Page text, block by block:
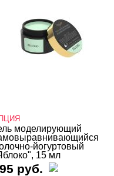
моделирующий
йогуртовый
15 мл
руб.